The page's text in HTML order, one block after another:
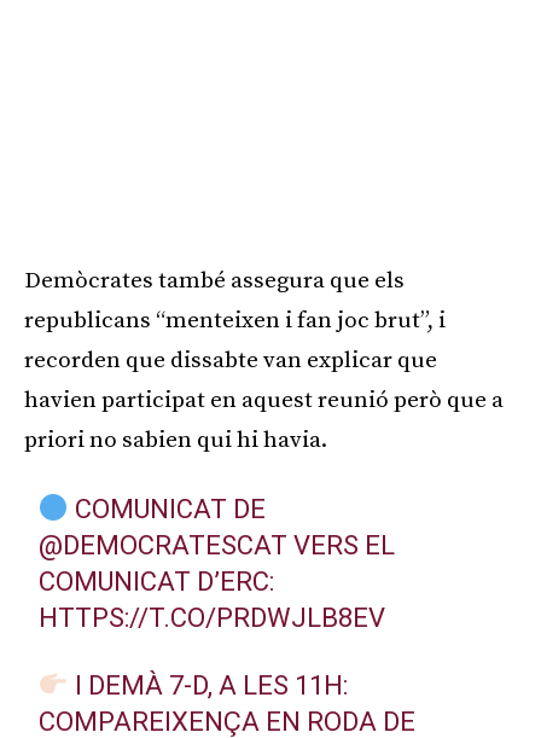
Demòcrates també assegura que els
republicans “menteixen i fan joc brut”, i
recorden que dissabte van explicar que
havien participat en aquest reunió però que a
priori no sabien qui hi havia.
COMUNICAT DE
@DEMOCRATESCAT VERS EL
COMUNICAT D’ERC:
HTTPS://T.CO/PRDWJLB8EV
I DEMÀ 7-D, A LES 11H:
COMPAREIXENÇA EN RODA DE